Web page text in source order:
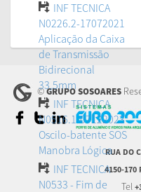
INF TECNICA
N0226.2-17072021
Aplicação da Caixa
de Transmissão
Bidirecional
33,5mm
INF TECNICA
N0516.1-07122023
Oscilo-batente SOS
Manobra Lógica
INF TECNICA
N0533 - Fim de
©GRUPO SOSOARES
RUA DO
4150-170
Tel